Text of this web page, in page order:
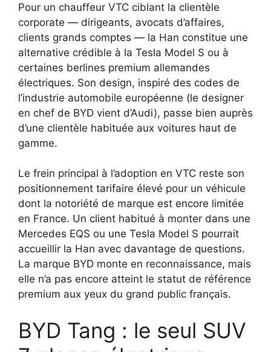
Pour un chauffeur VTC ciblant la clientèle
corporate — dirigeants, avocats d’affaires,
clients grands comptes — la Han constitue une
alternative crédible à la Tesla Model S ou à
certaines berlines premium allemandes
électriques. Son design, inspiré des codes de
l’industrie automobile européenne (le designer
en chef de BYD vient d’Audi), passe bien auprès
d’une clientèle habituée aux voitures haut de
gamme.
Le frein principal à l’adoption en VTC reste son
positionnement tarifaire élevé pour un véhicule
dont la notoriété de marque est encore limitée
en France. Un client habitué à monter dans une
Mercedes EQS ou une Tesla Model S pourrait
accueillir la Han avec davantage de questions.
La marque BYD monte en reconnaissance, mais
elle n’a pas encore atteint le statut de référence
premium aux yeux du grand public français.
BYD Tang : le seul SUV